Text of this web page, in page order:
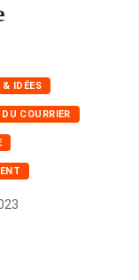
& IDÉES
COURRIER